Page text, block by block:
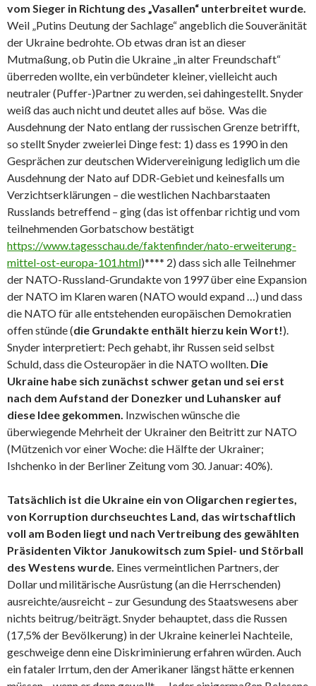
vom Sieger in Richtung des „Vasallen“ unterbreitet wurde.
Weil „Putins Deutung der Sachlage“ angeblich die Souveränität
der Ukraine bedrohte. Ob etwas dran ist an dieser
Mutmaßung, ob Putin die Ukraine „in alter Freundschaft“
überreden wollte, ein verbündeter kleiner, vielleicht auch
neutraler (Puffer-)Partner zu werden, sei dahingestellt. Snyder
weiß das auch nicht und deutet alles auf böse. Was die
Ausdehnung der Nato entlang der russischen Grenze betrifft,
so stellt Snyder zweierlei Dinge fest: 1) dass es 1990 in den
Gesprächen zur deutschen Widervereinigung lediglich um die
Ausdehnung der Nato auf DDR-Gebiet und keinesfalls um
Verzichtserklärungen – die westlichen Nachbarstaaten
Russlands betreffend – ging (das ist offenbar richtig und vom
teilnehmenden Gorbatschow bestätigt
https://www.tagesschau.de/faktenfinder/nato-erweiterung-
mittel-ost-europa-101.html)**** 2) dass sich alle Teilnehmer
der NATO-Russland-Grundakte von 1997 über eine Expansion
der NATO im Klaren waren (NATO would expand …) und dass
die NATO für alle entstehenden europäischen Demokratien
offen stünde (die Grundakte enthält hierzu kein Wort!).
Snyder interpretiert: Pech gehabt, ihr Russen seid selbst
Schuld, dass die Osteuropäer in die NATO wollten. Die
Ukraine habe sich zunächst schwer getan und sei erst
nach dem Aufstand der Donezker und Luhansker auf
diese Idee gekommen. Inzwischen wünsche die
überwiegende Mehrheit der Ukrainer den Beitritt zur NATO
(Mützenich vor einer Woche: die Hälfte der Ukrainer;
Ishchenko in der Berliner Zeitung vom 30. Januar: 40%).
Tatsächlich ist die Ukraine ein von Oligarchen regiertes,
von Korruption durchseuchtes Land, das wirtschaftlich
voll am Boden liegt und nach Vertreibung des gewählten
Präsidenten Viktor Janukowitsch zum Spiel- und Störball
des Westens wurde. Eines vermeintlichen Partners, der
Dollar und militärische Ausrüstung (an die Herrschenden)
ausreichte/ausreicht – zur Gesundung des Staatswesens aber
nichts beitrug/beiträgt. Snyder behauptet, dass die Russen
(17,5% der Bevölkerung) in der Ukraine keinerlei Nachteile,
geschweige denn eine Diskriminierung erfahren würden. Auch
ein fataler Irrtum, den der Amerikaner längst hätte erkennen